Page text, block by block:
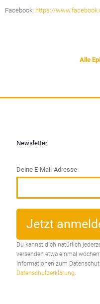
Facebook: https://
Alle
Newsletter
Deine E-Mail-Adresse
Du kannst dich natürlich
versenden etwa einmal
Informationen zum
Datenschutzerklärung.